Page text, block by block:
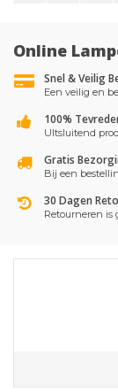
Online
Snel & Veilig
Een veilig en
100%
UItsluitend
Gratis
Bij een
30 Dagen
Retourneren is